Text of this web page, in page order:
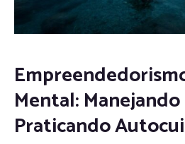
Mental:
Praticando